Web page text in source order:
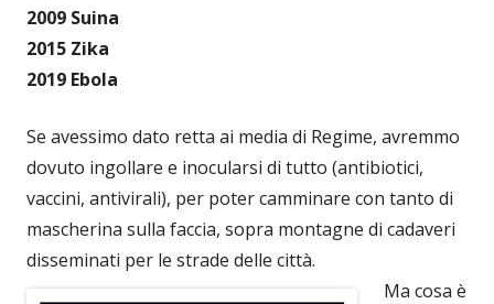
2009 Suina
2015 Zika
2019 Ebola
Se avessimo dato retta ai media di Regime, avremmo
dovuto ingollare e inocularsi di tutto (antibiotici,
vaccini, antivirali), per poter camminare con tanto di
mascherina sulla faccia, sopra montagne di cadaveri
disseminati per le strade delle città.
Ma cosa è